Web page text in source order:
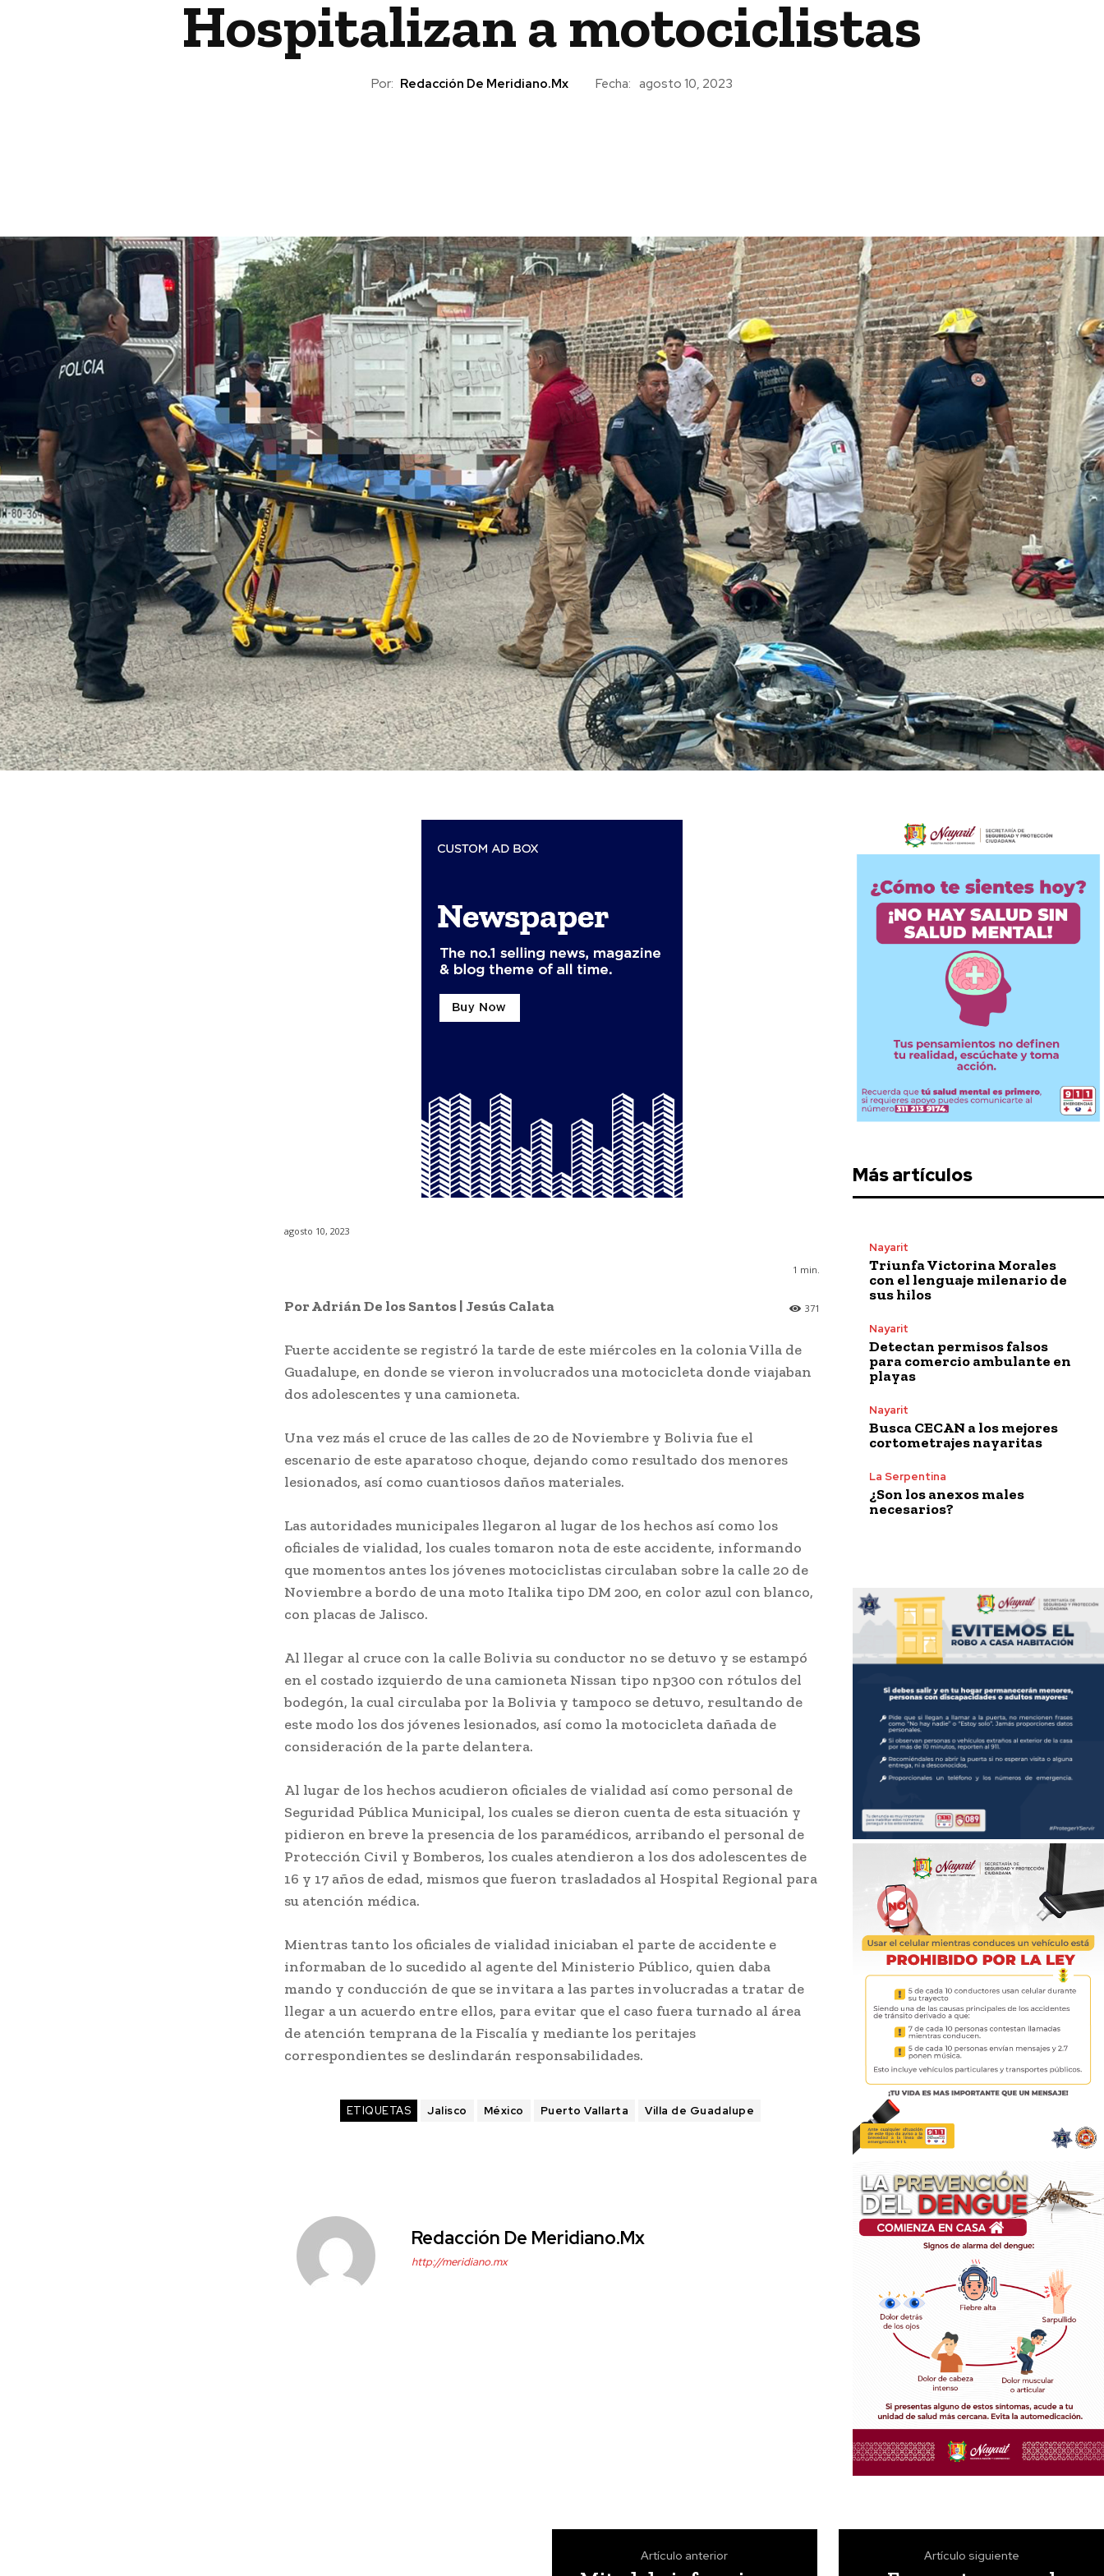
Hospitalizan a motociclistas
Por: Redacción De Meridiano.mx Fecha: agosto 10, 2023
agosto 10, 2023
1 min.
371
Por Adrián De los Santos | Jesús Calata
Fuerte accidente se registró la tarde de este miércoles en la colonia Villa de
Guadalupe, en donde se vieron involucrados una motocicleta donde viajaban
dos adolescentes y una camioneta.
Una vez más el cruce de las calles de 20 de Noviembre y Bolivia fue el
escenario de este aparatoso choque, dejando como resultado dos menores
lesionados, así como cuantiosos daños materiales.
Las autoridades municipales llegaron al lugar de los hechos así como los
oficiales de vialidad, los cuales tomaron nota de este accidente, informando
que momentos antes los jóvenes motociclistas circulaban sobre la calle 20 de
Noviembre a bordo de una moto Italika tipo DM 200, en color azul con blanco,
con placas de Jalisco.
Al llegar al cruce con la calle Bolivia su conductor no se detuvo y se estampó
en el costado izquierdo de una camioneta Nissan tipo np300 con rótulos del
bodegón, la cual circulaba por la Bolivia y tampoco se detuvo, resultando de
este modo los dos jóvenes lesionados, así como la motocicleta dañada de
consideración de la parte delantera.
Al lugar de los hechos acudieron oficiales de vialidad así como personal de
Seguridad Pública Municipal, los cuales se dieron cuenta de esta situación y
pidieron en breve la presencia de los paramédicos, arribando el personal de
Protección Civil y Bomberos, los cuales atendieron a los dos adolescentes de
16 y 17 años de edad, mismos que fueron trasladados al Hospital Regional para
su atención médica.
Mientras tanto los oficiales de vialidad iniciaban el parte de accidente e
informaban de lo sucedido al agente del Ministerio Público, quien daba
mando y conducción de que se invitara a las partes involucradas a tratar de
llegar a un acuerdo entre ellos, para evitar que el caso fuera turnado al área
de atención temprana de la Fiscalía y mediante los peritajes
correspondientes se deslindarán responsabilidades.
ETIQUETAS Jalisco México Puerto Vallarta Villa de Guadalupe
Redacción De Meridiano.mx
http://meridiano.mx
Más artículos
Nayarit
Triunfa Victorina Morales
con el lenguaje milenario de
sus hilos
Nayarit
Detectan permisos falsos
para comercio ambulante en
playas
Nayarit
Busca CECAN a los mejores
cortometrajes nayaritas
La Serpentina
¿Son los anexos males
necesarios?
Artículo anterior Artículo siguiente